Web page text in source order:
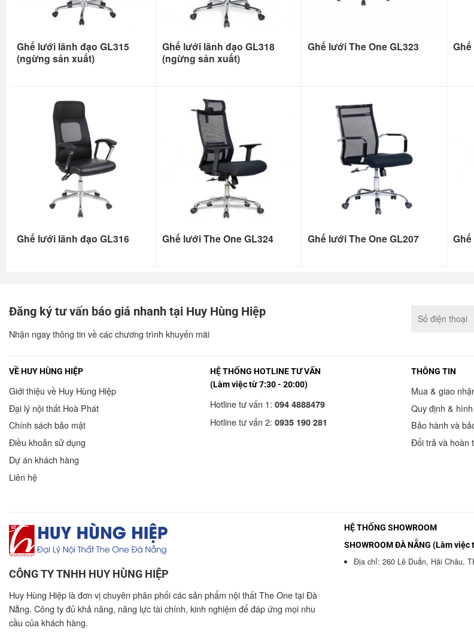
Ghế lưới lãnh đạo GL315
(ngừng sản xuất)
Ghế lưới lãnh đạo GL318
(ngừng sản xuất)
Ghế lưới The One GL323
Ghế lưới lãnh đạo GL316 Ghế lưới The One GL324 Ghế lưới The One GL207
Đăng ký tư vấn báo giá nhanh tại Huy Hùng Hiệp
Nhận ngay thông tin về các chương trình khuyến mãi
VỀ HUY HÙNG HIỆP
Giới thiệu về Huy Hùng Hiệp
Đại lý nội thất Hoà Phát
Chính sách bảo mật
Điều khoản sử dụng
Dự án khách hàng
Liên hệ
HỆ THỐNG HOTLINE TƯ VẤN
(Làm việc từ 7:30 - 20:00)
Hotline tư vấn 1: 094 4888479
Hotline tư vấn 2: 0935 190 281
THÔNG TIN
Mua & giao
Quy định &
Bảo hành và
Đổi trả và hoàn
CÔNG TY TNHH HUY HÙNG HIỆP
Huy Hùng Hiệp là đơn vị chuyên phân phối các sản phẩm nội thất The One tại Đà
Nẵng. Công ty đủ khả năng, năng lực tài chính, kinh nghiệm để đáp ứng mọi nhu
cầu của khách hàng.
HỆ THỐNG SHOWROOM
SHOWROOM ĐÀ NẴNG (Làm
Địa chỉ: 260 Lê Duẩn, Hải Châu,